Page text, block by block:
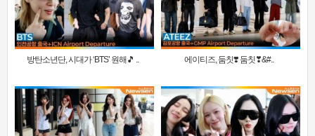
방탄소년단, 시대가 ‘BTS’ 원해🎵 .. 에이티즈, 둠칫❣️ 둠칫❣&#..